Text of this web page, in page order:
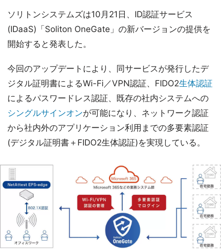
ソリトンシステムズは10月21日、ID認証サービス
(IDaaS)「Soliton OneGate」の新バージョンの提供を
開始すると発表した。
今回のアップデートにより、同サービスが発行したデ
ジタル証明書によるWi-Fi／VPN認証、FIDO2生体認証
によるパスワードレス認証、既存の社内システムへの
シングルサインオンが可能になり、ネットワーク認証
から社内外のアプリケーション利用までの多要素認証
(デジタル証明書＋FIDO2生体認証)を実現している。